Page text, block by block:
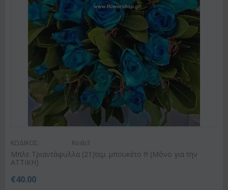
ΚΩΔΙΚΟΣ: Rosb3
Μπλε Τριαντάφυλλα (21)τεμ. μπουκέτο !!! (Μόνο για την
ΑΤΤΙΚΗ)
€40.00